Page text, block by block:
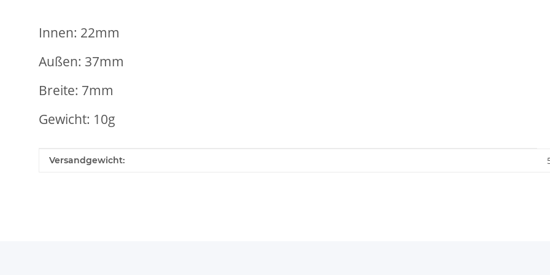
Innen: 22mm
Außen: 37mm
Breite: 7mm
Gewicht: 10g
Produkteigenschaft
Wert
Versandgewicht: